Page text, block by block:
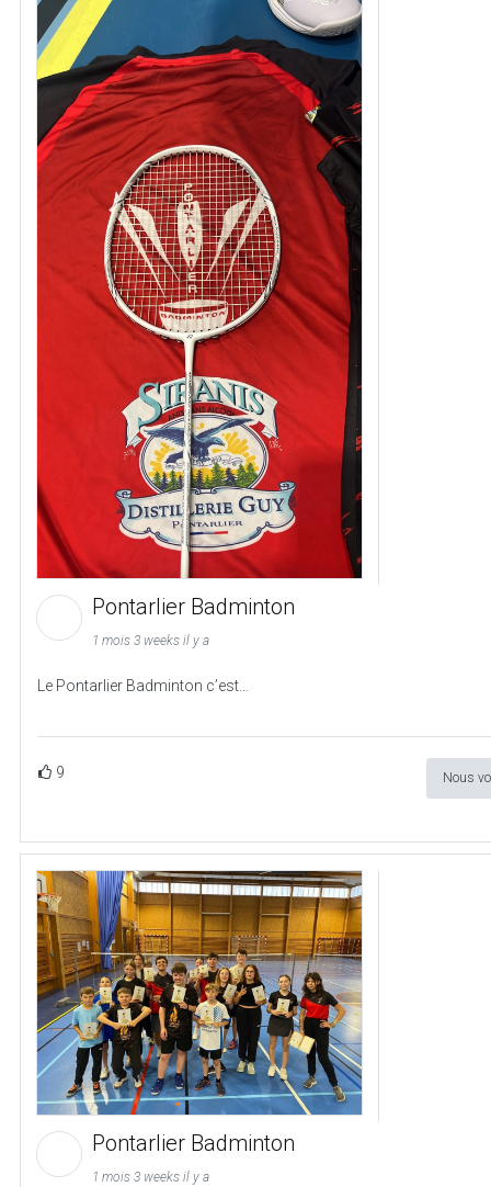
Pontarlier Badminton
1 mois 3 weeks il y a
Le Pontarlier Badminton c’est…
9 Nous
Pontarlier Badminton
1 mois 3 weeks il y a